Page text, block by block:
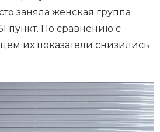
заняла женская группа
пункт. По сравнению с
их показатели снизились